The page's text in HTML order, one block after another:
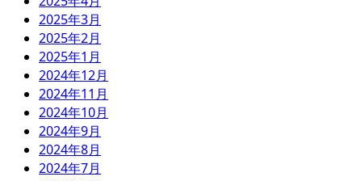
2025年3月
2025年2月
2025年1月
2024年12月
2024年11月
2024年10月
2024年9月
2024年8月
2024年7月